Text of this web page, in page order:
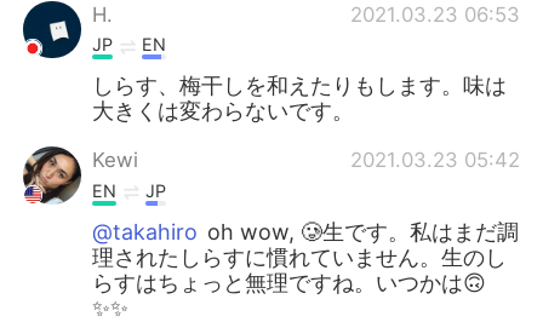
Português
H.
2021.03.23 06:53
JP EN
しらす、梅干しを和えたりもします。味は
大きくは変わらないです。
Kewi 2021.03.23 05:42
EN JP
@takahiro oh wow, 🥲生です。私はまだ調
理されたしらすに慣れていません。生のし
らすはちょっと無理ですね。いつかは🙃
✨✨